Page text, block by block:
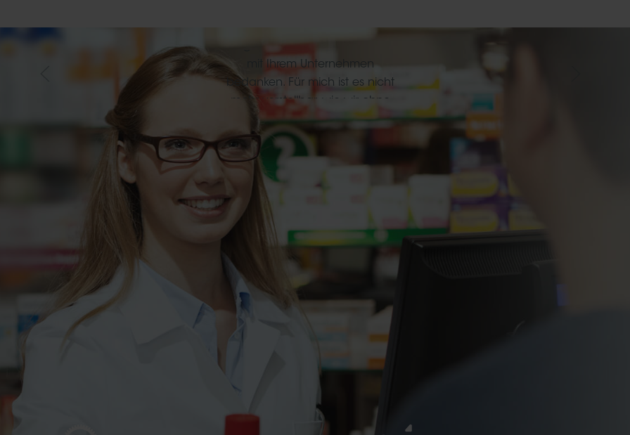
völlig “geräuschlose” und sehr
angenehme Zusammenarbeit
mit Ihrem Unternehmen
bedanken. Für mich ist es nicht
mehr vorstellbar, wie wir ohne
Ihre Technik und ohne Ihre
Dokumentations-Software die
große Anzahl unserer Patienten
bewältigen könnten.